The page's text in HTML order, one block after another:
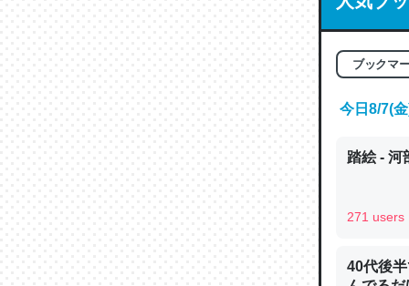
これは
やすく
の600分
ブックマ
今日8/7(
踏絵 - 河
271 users
40代後